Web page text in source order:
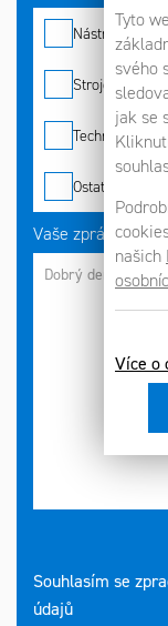
Tyto
svého
jak se
našich
Více o
Nástroje
Stroje
Technologie
Ostatní
Vaše zpráva
Souhlasím se
údajů